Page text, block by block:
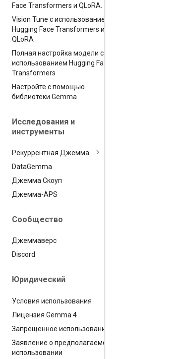
Face Transformers и QLoRA
Vision Tune с использованием
Hugging Face Transformers и
QLoRA
Полная настройка модели с
использованием Hugging Face
Transformers
Настройте с помощью
библиотеки Gemma
Исследования и
инструменты
Рекуррентная Джемма
DataGemma
Джемма Скоуп
Джемма-APS
Сообщество
Джеммаверс
Discord
Юридический
Условия использования
Лицензия Gemma 4
Запрещенное использование
Заявление о предполагаемом
использовании